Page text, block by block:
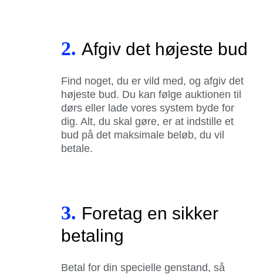
2. Afgiv det højeste bud
Find noget, du er vild med, og afgiv det
højeste bud. Du kan følge auktionen til
dørs eller lade vores system byde for
dig. Alt, du skal gøre, er at indstille et
bud på det maksimale beløb, du vil
betale.
3. Foretag en sikker
betaling
Betal for din specielle genstand, så